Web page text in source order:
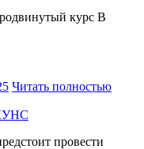
курс В
Читать полностью
провести